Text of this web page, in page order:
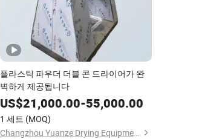
플라스틱 파우더 더블 콘 드라이어가 완
벽하게 제공됩니다
US$21,000.00-55,000.00
1 세트 (MOQ)
Changzhou Yuanze Drying Equipment Co., Ltd